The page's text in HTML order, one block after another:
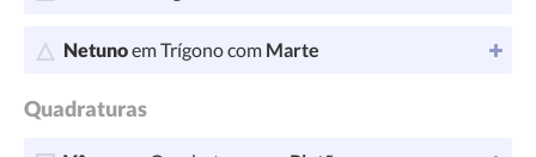
Netunoem Trígono com Marte
Quadraturas